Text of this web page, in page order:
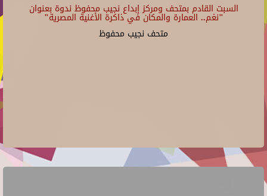
السبت القادم بمتحف ومركز إبداع نجيب محفوظ ندوة بعنوان
"نغم.. العمارة والمكان في ذاكرة الأغنية المصرية"
متحف نجيب محفوظ